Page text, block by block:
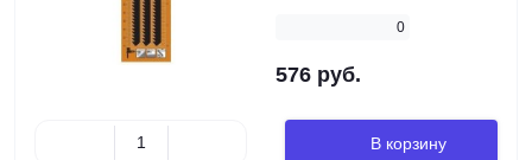
0
576 руб.
В корзину